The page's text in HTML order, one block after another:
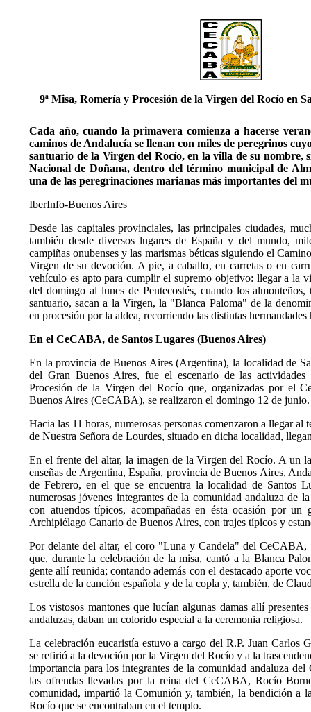
9ª Misa, Romería y Procesión de la Virgen del Rocío en
Cada año, cuando la primavera comienza a hacerse
caminos de Andalucía se llenan con miles de peregrinos
santuario de la Virgen del Rocío, en la villa de su nombre,
Nacional de Doñana, dentro del término municipal de
una de las peregrinaciones marianas más importantes del
IberInfo-Buenos Aires
Desde las capitales provinciales, las principales ciudades,
también desde diversos lugares de España y del mundo,
campiñas onubenses y las marismas béticas siguiendo el
Virgen de su devoción. A pie, a caballo, en carretas o en
vehículo es apto para cumplir el supremo objetivo: llegar a la
del domingo al lunes de Pentecostés, cuando los
santuario, sacan a la Virgen, la "Blanca Paloma" de la
en procesión por la aldea, recorriendo las distintas hermandades
En el CeCABA, de Santos Lugares (Buenos Aires)
En la provincia de Buenos Aires (Argentina), la localidad de
del Gran Buenos Aires, fue el escenario de las
Procesión de la Virgen del Rocío que, organizadas por el
Buenos Aires (CeCABA), se realizaron el domingo 12 de junio.
Hacia las 11 horas, numerosas personas comenzaron a llegar al
de Nuestra Señora de Lourdes, situado en dicha localidad,
En el frente del altar, la imagen de la Virgen del Rocío. A un
enseñas de Argentina, España, provincia de Buenos Aires,
de Febrero, en el que se encuentra la localidad de Santos
numerosas jóvenes integrantes de la comunidad andaluza de
con atuendos típicos, acompañadas en ésta ocasión por un
Archipiélago Canario de Buenos Aires, con trajes típicos y
Por delante del altar, el coro "Luna y Candela" del
que, durante la celebración de la misa, cantó a la Blanca
gente allí reunida; contando además con el destacado aporte
estrella de la canción española y de la copla y, también, de
Los vistosos mantones que lucían algunas damas allí
andaluzas, daban un colorido especial a la ceremonia religiosa.
La celebración eucaristía estuvo a cargo del R.P. Juan Carlos
se refirió a la devoción por la Virgen del Rocío y a la
importancia para los integrantes de la comunidad andaluza
las ofrendas llevadas por la reina del CeCABA, Rocío
comunidad, impartió la Comunión y, también, la bendición a
Rocío que se encontraban en el templo.